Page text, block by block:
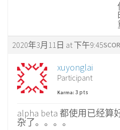
2020年3月11日 at 下午9:45
xuyonglai
Participant
Karma: 3 pts
alpha beta 都使用已经算
杂了。。。。